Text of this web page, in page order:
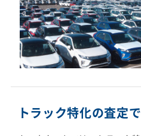
トラック特化の査定